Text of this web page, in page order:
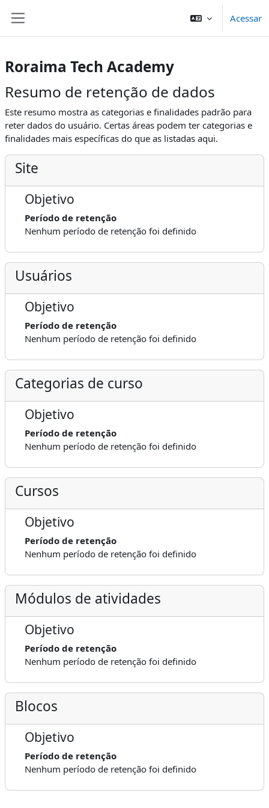
Acessar
Roraima Tech Academy
Resumo de retenção de dados
Este resumo mostra as categorias e finalidades padrão para
reter dados do usuário. Certas áreas podem ter categorias e
finalidades mais específicas do que as listadas aqui.
Site
Objetivo
Período de retenção
Nenhum período de retenção foi definido
Usuários
Objetivo
Período de retenção
Nenhum período de retenção foi definido
Categorias de curso
Objetivo
Período de retenção
Nenhum período de retenção foi definido
Cursos
Objetivo
Período de retenção
Nenhum período de retenção foi definido
Módulos de atividades
Objetivo
Período de retenção
Nenhum período de retenção foi definido
Blocos
Objetivo
Período de retenção
Nenhum período de retenção foi definido